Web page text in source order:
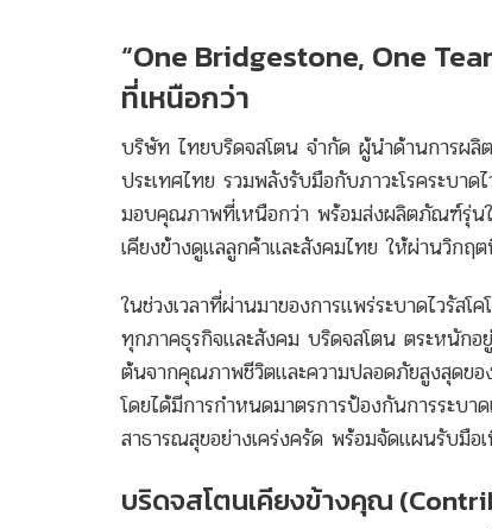
“One Bridgestone, One
ที่เหนือกว่า
บริษัท ไทยบริดจสโตน จำกัด ผู้นําด้านการผลิ
ประเทศไทย รวมพลังรับมือกับภาวะโรคระบา
มอบคุณภาพที่เหนือกว่า พร้อมส่งผลิตภัณฑ์รุ่นใ
เคียงข้างดูแลลูกค้าและสังคมไทย ให้ผ่านวิก
ในช่วงเวลาที่ผ่านมาของการแพร่ระบาดไวรัส
ทุกภาคธุรกิจและสังคม บริดจสโตน ตระหนัก
ต้นจากคุณภาพชีวิตและความปลอดภัยสูงสุดข
โดยได้มีการกำหนดมาตรการป้องกันการระบ
สาธารณสุขอย่างเคร่งครัด พร้อมจัดแผนรับมือ
บริดจสโตนเคียงข้างคุณ